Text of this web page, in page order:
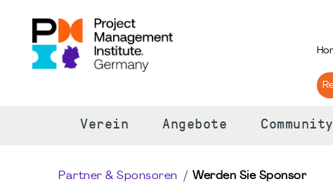
Verein Angebote Community
Partner & Sponsoren Werden Sie Sponsor